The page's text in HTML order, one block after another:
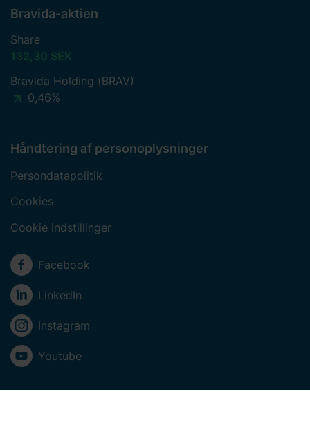
Bravida-aktien
Share
132,30 SEK
Bravida Holding (BRAV)
0,46%
Håndtering af personoplysninger
Persondatapolitik
Cookies
Cookie indstillinger
Sociale medier
Facebook
LinkedIn
Instagram
Youtube